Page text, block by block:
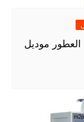
العطور موديل